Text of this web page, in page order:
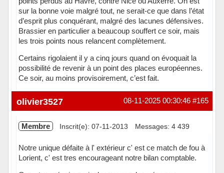
sur la bonne voie malgré tout, ne serait-ce que dans l’état
d’esprit plus conquérant, malgré des lacunes défensives.
Brassier en particulier a beaucoup souffert ce soir, mais
les trois points nous relancent complètement.
Certains rigolaient il y a cinq jours quand on évoquait la
possibilité de revenir à un point des places européennes.
Ce soir, au moins provisoirement, c’est fait.
Hors ligne #165
08-11-2025 00:30:46
olivier3527
Membre Inscrit(e): 07-11-2013 Messages: 4 439
Notre unique défaite à l' extérieur c' est ce match de fou à
Lorient, c' est tres encourageant notre bilan comptable.